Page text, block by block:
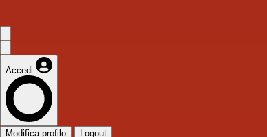
Accedi
Modifica profilo Logout